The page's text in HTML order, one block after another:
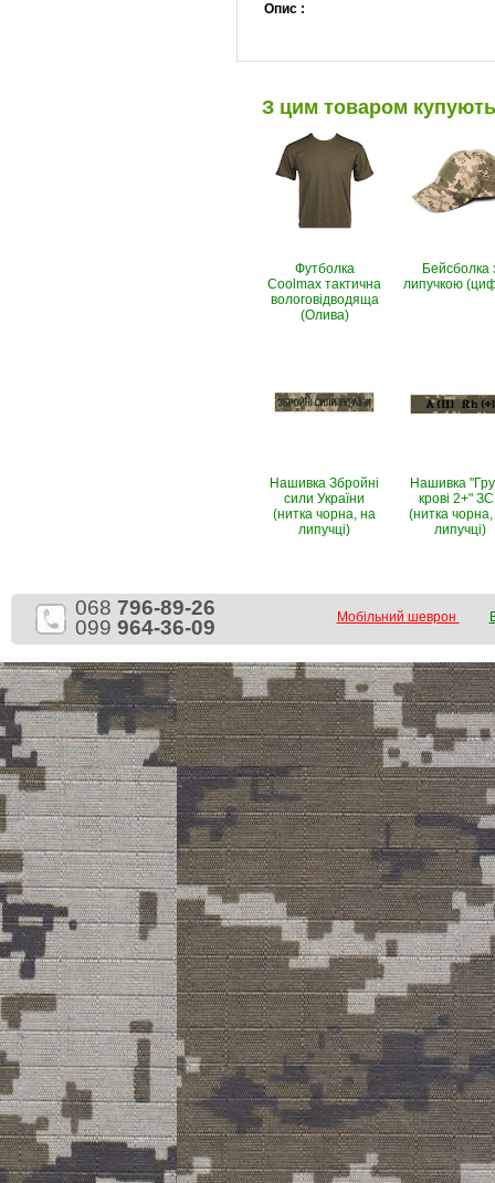
Опис :
З цим товаром купують
Футболка
Coolmax тактична
вологовiдводяща
(Олива)
Бейсболка
липучкою
Нашивка Збройні
сили України
(нитка чорна, на
липучці)
Нашивка
крові 2+"
(нитка
липучці)
068 796-89-26
099 964-36-09 Мобільний шеврон